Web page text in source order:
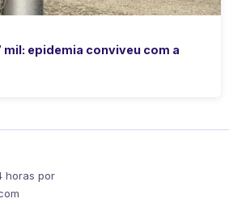
mil: epidemia conviveu com a
horas por